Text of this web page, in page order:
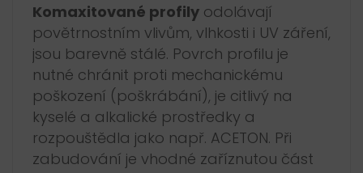
Komaxitované profilyodolávají
povětrnostním vlivům, vlhkosti i UV záření,
jsou barevně stálé. Povrch profilu je
nutné chránit proti mechanickému
poškození (poškrábání), je citlivý na
kyselé a alkalické prostředky a
rozpouštědla jako např. ACETON. Při
zabudování je vhodné zaříznutou část